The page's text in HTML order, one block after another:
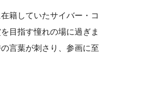
籍していたサイバー・コ
目指す憧れの場に過ぎま
言葉が刺さり、参画に至